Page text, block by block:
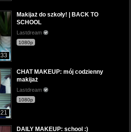
Makijaż do szkoły! | BACK TO
SCHOOL
Lastdream
1080p
CHAT MAKEUP: mój codzienny
makijaż
Lastdream
1080p
DAILY MAKEUP: school :)